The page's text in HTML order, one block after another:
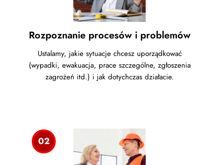
Rozpoznanie procesów i problemów
Ustalamy, jakie sytuacje chcesz uporządkować
(wypadki, ewakuacja, prace szczególne, zgłoszenia
zagrożeń itd.) i jak dotychczas działacie.
02